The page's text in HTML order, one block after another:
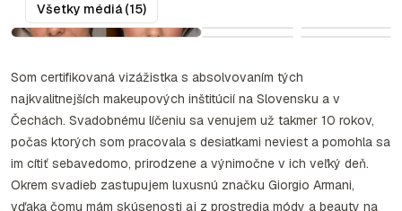
Všetky médiá (15)
Som certifikovaná vizážistka s absolvovaním tých
najkvalitnejších makeupových inštitúcií na Slovensku a v
Čechách. Svadobnému líčeniu sa venujem už takmer 10 rokov,
počas ktorých som pracovala s desiatkami neviest a pomohla sa
im cítiť sebavedomo, prirodzene a výnimočne v ich veľký deň.
Okrem svadieb zastupujem luxusnú značku Giorgio Armani,
vďaka čomu mám skúsenosti aj z prostredia módy a beauty na